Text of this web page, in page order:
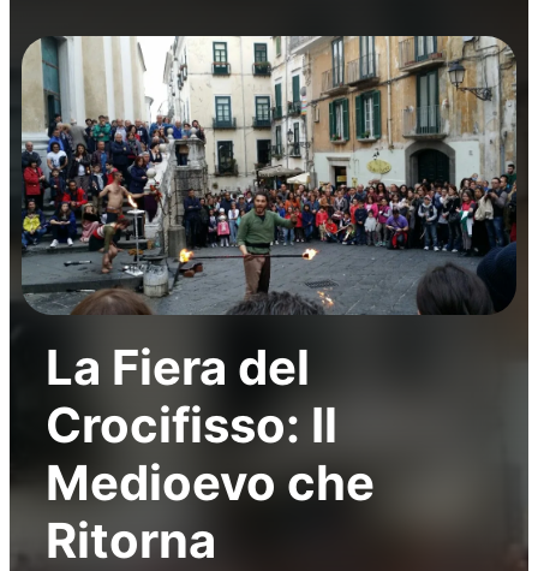
La Fiera del
Crocifisso: Il
Medioevo che
Ritorna